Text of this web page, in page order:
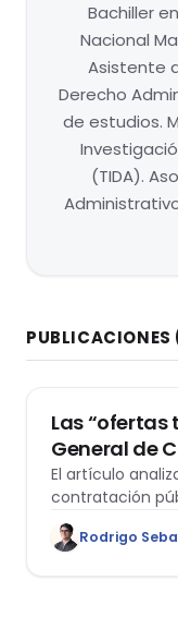
Bachiller
Nacional
Asistente
Derecho
de estudios.
(TIDA).
PUBLICACIONES
DERECHO
Las “ofertas
General de
regulación
El artículo
contratación
Rodrigo